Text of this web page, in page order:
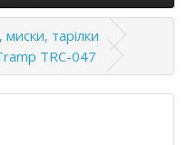
тарілки
TRC-047